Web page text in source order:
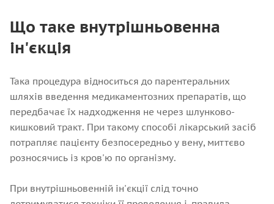
Що таке внутрішньовенна
ін'єкція
Така процедура відноситься до парентеральних
шляхів введення медикаментозних препаратів, що
передбачає їх надходження не через шлунково-
кишковий тракт. При такому способі лікарський засіб
потрапляє пацієнту безпосередньо у вену, миттєво
розносячись із кров'ю по організму.
При внутрішньовенній ін'єкції слід точно